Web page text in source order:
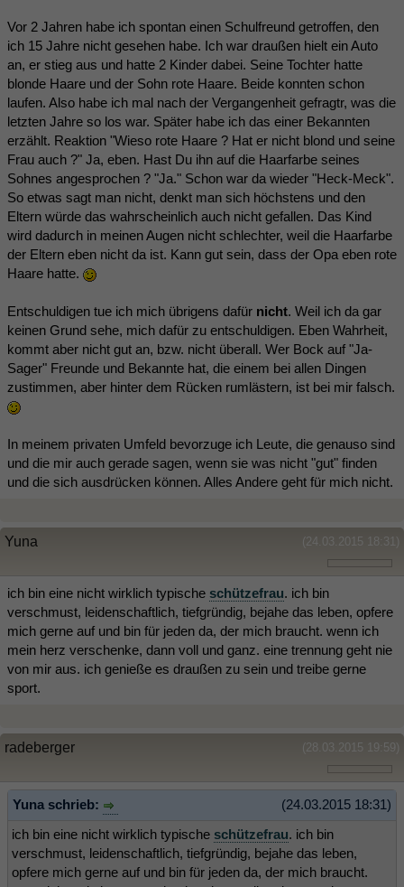
Vor 2 Jahren habe ich spontan einen Schulfreund getroffen, den
ich 15 Jahre nicht gesehen habe. Ich war draußen hielt ein Auto
an, er stieg aus und hatte 2 Kinder dabei. Seine Tochter hatte
blonde Haare und der Sohn rote Haare. Beide konnten schon
laufen. Also habe ich mal nach der Vergangenheit gefragtr, was die
letzten Jahre so los war. Später habe ich das einer Bekannten
erzählt. Reaktion "Wieso rote Haare ? Hat er nicht blond und seine
Frau auch ?" Ja, eben. Hast Du ihn auf die Haarfarbe seines
Sohnes angesprochen ? "Ja." Schon war da wieder "Heck-Meck".
So etwas sagt man nicht, denkt man sich höchstens und den
Eltern würde das wahrscheinlich auch nicht gefallen. Das Kind
wird dadurch in meinen Augen nicht schlechter, weil die Haarfarbe
der Eltern eben nicht da ist. Kann gut sein, dass der Opa eben rote
Haare hatte.
Entschuldigen tue ich mich übrigens dafür nicht. Weil ich da gar
keinen Grund sehe, mich dafür zu entschuldigen. Eben Wahrheit,
kommt aber nicht gut an, bzw. nicht überall. Wer Bock auf "Ja-
Sager" Freunde und Bekannte hat, die einem bei allen Dingen
zustimmen, aber hinter dem Rücken rumlästern, ist bei mir falsch.
In meinem privaten Umfeld bevorzuge ich Leute, die genauso sind
und die mir auch gerade sagen, wenn sie was nicht "gut" finden
und die sich ausdrücken können. Alles Andere geht für mich nicht.
(24.03.2015 18:31)
Yuna
ich bin eine nicht wirklich typische schützefrau. ich bin
verschmust, leidenschaftlich, tiefgründig, bejahe das leben, opfere
mich gerne auf und bin für jeden da, der mich braucht. wenn ich
mein herz verschenke, dann voll und ganz. eine trennung geht nie
von mir aus. ich genieße es draußen zu sein und treibe gerne
sport.
(28.03.2015 19:59)
radeberger
(24.03.2015 18:31)
Yuna schrieb:
ich bin eine nicht wirklich typische schützefrau. ich bin
verschmust, leidenschaftlich, tiefgründig, bejahe das leben,
opfere mich gerne auf und bin für jeden da, der mich braucht.